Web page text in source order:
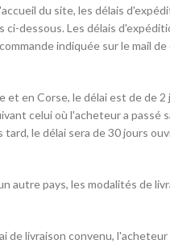
du site, les délais
dessous. Les délais
indiquée sur le mail
en Corse, le délai est de de 2
celui où l'acheteur a passé
le délai sera de 30 jours
autre pays, les modalités de
de livraison convenu,